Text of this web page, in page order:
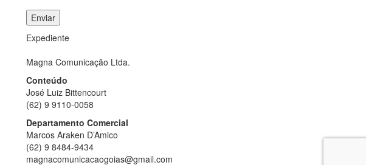
Expediente
Magna Comunicação Ltda.
Conteúdo
José Luiz Bittencourt
(62) 9 9110-0058
Departamento Comercial
Marcos Araken D’Amico
(62) 9 8484-9434
magnacomunicacaogoias@gmail.com